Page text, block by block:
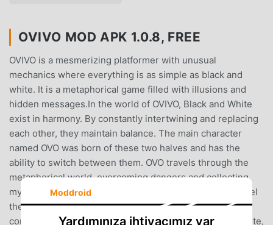
OVIVO MOD APK 1.0.8, FREE
OVIVO is a mesmerizing platformer with unusual
mechanics where everything is as simple as black and
white. It is a metaphorical game filled with illusions and
hidden messages.In the world of OVIVO, Black and White
exist in harmony. By constantly intertwining and replacing
each other, they maintain balance. The main character
named OVO was born of these two halves and has the
ability to switch between them. OVO travels through the
metaphorical world, overcoming dangers and collecting
mysterious symbols. These symbols will help you unravel
the story of this world, but how you interpret it is
completely up to you.Features:■ Flow mechanics. In white,
Moddroid
Yardımınıza ihtiyacımız var